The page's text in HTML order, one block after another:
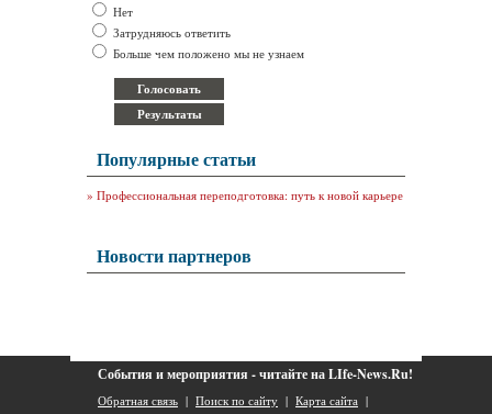
Нет
Затрудняюсь ответить
Больше чем положено мы не узнаем
Популярные статьи
» Профессиональная переподготовка: путь к новой карьере
Новости партнеров
События и мероприятия - читайте на LIfe-News.Ru!
Обратная связь | Поиск по сайту | Карта сайта |